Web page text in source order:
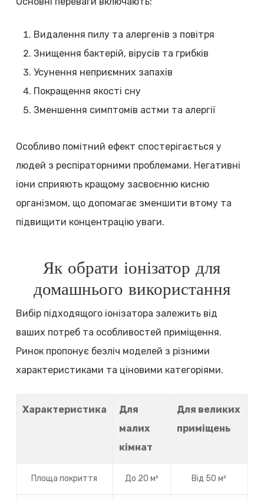
Видалення пилу та алергенів з повітря
Знищення бактерій, вірусів та грибків
Усунення неприємних запахів
Покращення якості сну
Зменшення симптомів астми та алергії
Особливо помітний ефект спостерігається у
людей з респіраторними проблемами. Негативні
іони сприяють кращому засвоєнню кисню
організмом, що допомагає зменшити втому та
підвищити концентрацію уваги.
Як обрати іонізатор для
домашнього використання
Вибір підходящого іонізатора залежить від
ваших потреб та особливостей приміщення.
Ринок пропонує безліч моделей з різними
характеристиками та ціновими категоріями.
Характеристика
Для
малих
кімнат
Для великих
приміщень
Площа покриття До 20 м² Від 50 м²